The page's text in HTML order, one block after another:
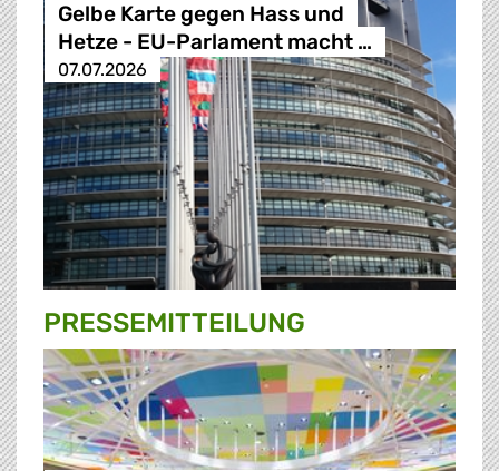
Gelbe Karte gegen Hass und
Hetze - EU-Parlament macht …
07.07.2026
PRESSE­MITTEILUNG